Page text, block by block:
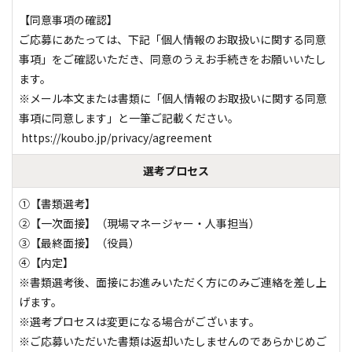
【同意事項の確認】
ご応募にあたっては、下記「個人情報のお取扱いに関する同意
事項」をご確認いただき、同意のうえお手続きをお願いいたし
ます。
※メール本文または書類に「個人情報のお取扱いに関する同意
事項に同意します」と一筆ご記載ください。
https://koubo.jp/privacy/agreement
選考プロセス
①【書類選考】
②【一次面接】（現場マネージャー・人事担当）
③【最終面接】（役員）
④【内定】
※書類選考後、面接にお進みいただく方にのみご連絡を差し上
げます。
※選考プロセスは変更になる場合がございます。
※ご応募いただいた書類は返却いたしませんのであらかじめご